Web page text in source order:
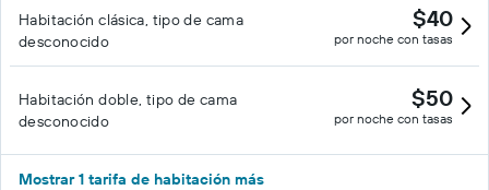
Habitación clásica, tipo de cama
desconocido
$40
por noche con tasas
Habitación doble, tipo de cama
desconocido
$50
por noche con tasas
Mostrar 1 tarifa de habitación más